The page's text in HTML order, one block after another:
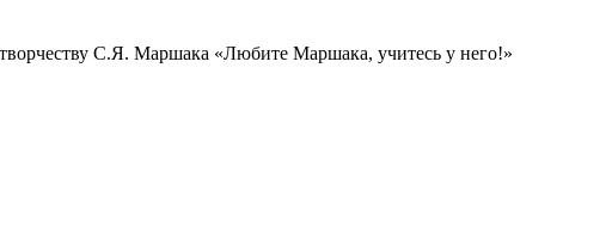
С.Я. Маршака «Любите Маршака, учитесь у него!»